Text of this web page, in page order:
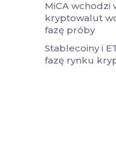
MiCA wchodzi
kryptowalut
fazę próby
Stablecoiny i
fazę rynku